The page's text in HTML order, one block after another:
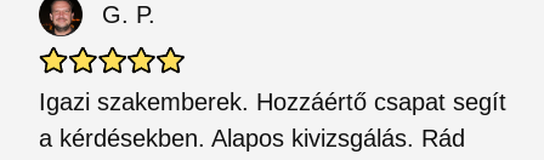
G. P.
Igazi szakemberek. Hozzáértő csapat segít
a kérdésekben. Alapos kivizsgálás. Rád